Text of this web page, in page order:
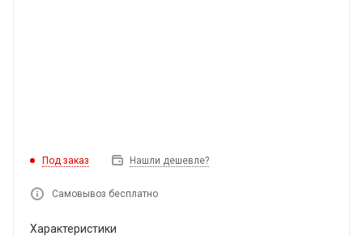
Под заказ Нашли дешевле?
Самовывоз бесплатно
Характеристики